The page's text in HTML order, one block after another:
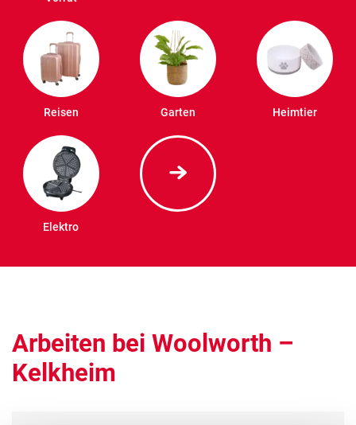
Reisen Garten Heimtier
Elektro
Arbeiten bei Woolworth –
Kelkheim